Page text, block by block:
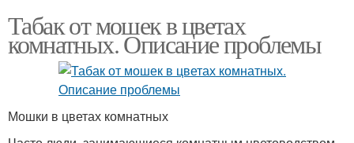
Табак от мошек в цветах
комнатных. Описание проблемы
Мошки в цветах комнатных